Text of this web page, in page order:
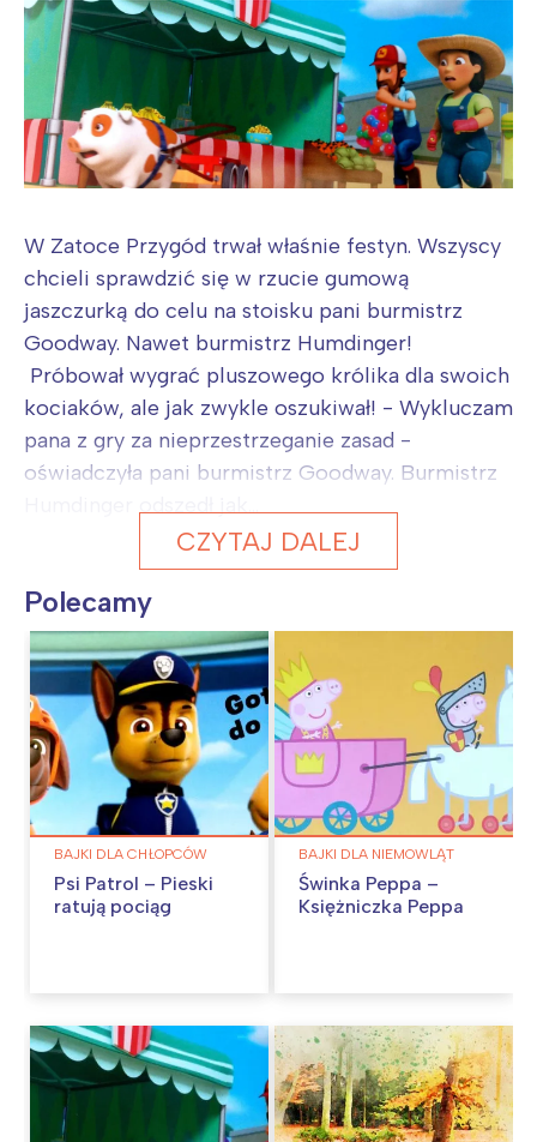
W Zatoce Przygód trwał właśnie festyn. Wszyscy
chcieli sprawdzić się w rzucie gumową
jaszczurką do celu na stoisku pani burmistrz
Goodway. Nawet burmistrz Humdinger!
Próbował wygrać pluszowego królika dla swoich
kociaków, ale jak zwykle oszukiwał! - Wykluczam
pana z gry za nieprzestrzeganie zasad -
oświadczyła pani burmistrz Goodway. Burmistrz
CZYTAJ DALEJ
Polecamy
BAJKI DLA CHŁOPCÓW
Psi Patrol – Pieski
ratują pociąg
BAJKI DLA NIEMOWLĄT
Świnka Peppa –
Księżniczka Peppa